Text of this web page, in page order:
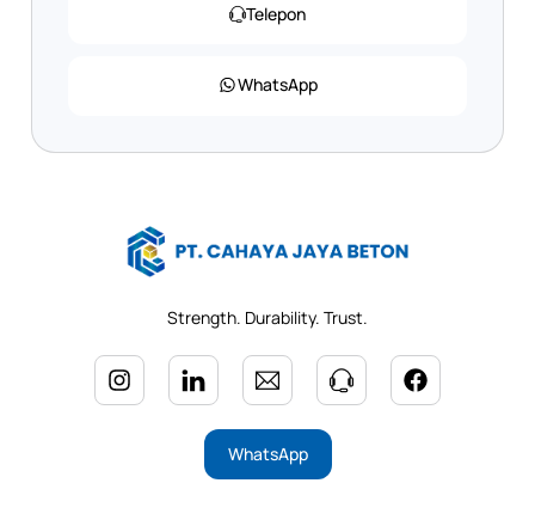
Telepon
WhatsApp
Strength. Durability. Trust.
WhatsApp